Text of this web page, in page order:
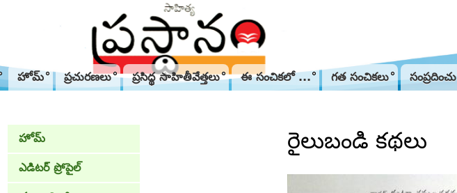
హోమ్ ప్రచురణలు ప్రసిద్థ సాహితీవేత్తలు ఈ సంచికలో ... గత సంచికలు సంప్రదించు
రైలుబండి కథలు
హోమ్
ఎడిటర్ ప్రోపైల్